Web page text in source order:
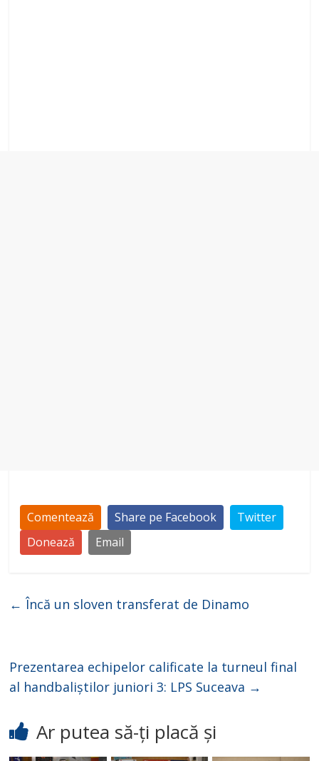
Comentează Share pe Facebook
Twitter
Donează
Email
← Încă un sloven transferat de Dinamo
Prezentarea echipelor calificate la turneul final
al handbaliștilor juniori 3: LPS Suceava →
Ar putea să-ți placă și